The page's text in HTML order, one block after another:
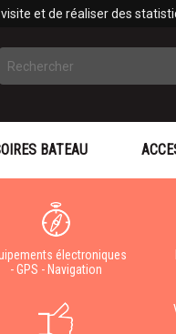
et de réaliser des
électroniques
- GPS - Navigation
BATEAU